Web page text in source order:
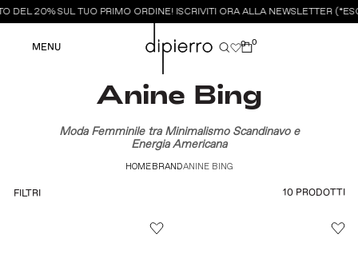
DEL 20% SUL TUO PRIMO ORDINE! ISCRIVITI ORA ALLA NEWSLETTER
MENU 0 0
Anine Bing
Moda Femminile tra Minimalismo Scandinavo e
Energia Americana
HOME BRANDANINE BING
FILTRI 10 PRODOTTI